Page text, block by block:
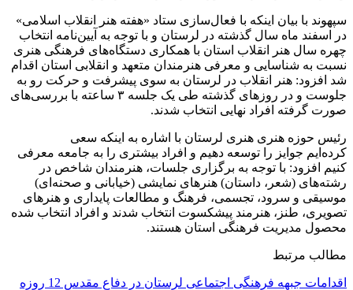
سپهوند با بیان اینکه با فعال‌سازی ستاد «هفته هنر انقلاب اسلامی»
در اسفند ماه سال گذشته در لرستان و با توجه به آیین‌نامه انتخاب
چهره سال هنر انقلاب استان با همکاری دستگاه‌های فرهنگی هنری
نسبت به شناسایی و معرفی هنرمندان متعهد و انقلابی استان اقدام
شد افزود: هنر انقلاب در لرستان به سوی پیشرفت و حرکت رو به
جلوست و در روزهای گذشته طی یک جلسه ۳ ساعته با بررسی‌های
صورت گرفته افراد نهایی انتخاب شدند.
رئیس حوزه هنری هنری لرستان با اشاره به اینکه سعی
کرده‌ایم جوایز را توسعه دهیم و افراد بیشتری را به جامعه معرفی
کنیم افزود: با توجه به برگزاری جلسات، هنرمندان شاخص در
رشته‌های (شعر، داستان) هنرهای نمایشی (خیابانی و صحنه‌ای)
موسیقی و سرود، تجسمی، فرهنگ و مطالعات پایداری و هنرهای
تصویری، طنز، هنرمند پیشکسوت انتخاب شدند و افراد انتخاب شده
محصول مدیریت فرهنگی استان هستند.
مطالب مرتبط
اقدامات جبهه فرهنگی اجتماعی لرستان در دفاع مقدس 12 روزه